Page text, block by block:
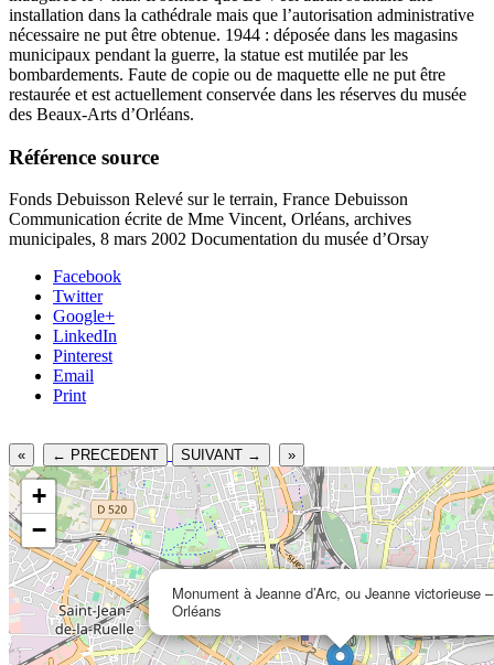
installation dans la cathédrale mais que l’autorisation administrative
nécessaire ne put être obtenue. 1944 : déposée dans les magasins
municipaux pendant la guerre, la statue est mutilée par les
bombardements. Faute de copie ou de maquette elle ne put être
restaurée et est actuellement conservée dans les réserves du musée
des Beaux-Arts d’Orléans.
Référence source
Fonds Debuisson Relevé sur le terrain, France Debuisson
Communication écrite de Mme Vincent, Orléans, archives
municipales, 8 mars 2002 Documentation du musée d’Orsay
Facebook
Twitter
Google+
LinkedIn
Pinterest
Email
Print
« ← PRECEDENT SUIVANT → »
Monument à Jeanne d’Arc, ou Jeanne victorieuse –
Orléans
+
−